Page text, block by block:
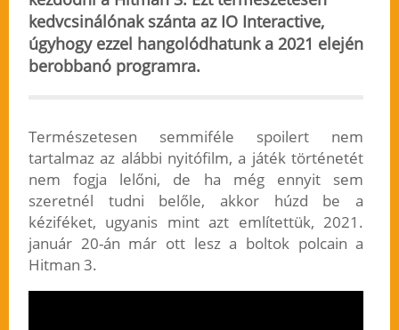
kedvcsinálónak szánta az IO Interactive,
úgyhogy ezzel hangolódhatunk a 2021 elején
berobbanó programra.
Természetesen semmiféle spoilert nem
tartalmaz az alábbi nyitófilm, a játék történetét
nem fogja lelőni, de ha még ennyit sem
szeretnél tudni belőle, akkor húzd be a
kéziféket, ugyanis mint azt említettük, 2021.
január 20-án már ott lesz a boltok polcain a
Hitman 3.